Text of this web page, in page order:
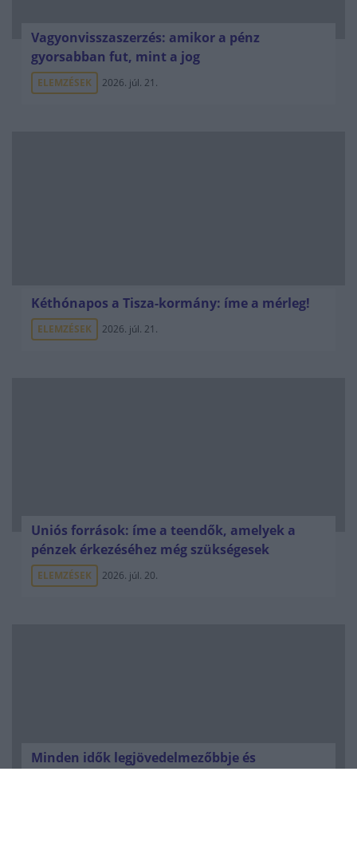
Vagyonvisszaszerzés: amikor a pénz
gyorsabban fut, mint a jog
ELEMZÉSEK 2026. júl. 21.
Kéthónapos a Tisza-kormány: íme a mérleg!
ELEMZÉSEK 2026. júl. 21.
Uniós források: íme a teendők, amelyek a
pénzek érkezéséhez még szükségesek
ELEMZÉSEK 2026. júl. 20.
Minden idők legjövedelmezőbbje és